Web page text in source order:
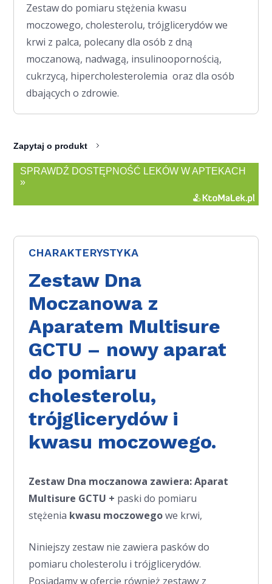
Zestaw do pomiaru stężenia kwasu
moczowego, cholesterolu, trójglicerydów we
krwi z palca, polecany dla osób z dną
moczanową, nadwagą, insulinoopornością,
cukrzycą, hipercholesterolemia oraz dla osób
dbających o zdrowie.
Zapytaj o produkt
SPRAWDŹ DOSTĘPNOŚĆ LEKÓW W APTEKACH
»
CHARAKTERYSTYKA
Zestaw Dna
Moczanowa z
Aparatem Multisure
GCTU – nowy aparat
do pomiaru
cholesterolu,
trójglicerydów i
kwasu moczowego.
Zestaw Dna moczanowa zawiera: Aparat
Multisure GCTU + paski do pomiaru
stężenia kwasu moczowegowe krwi,
Niniejszy zestaw nie zawiera pasków do
pomiaru cholesterolu i trójglicerydów.
Posiadamy w ofercie również zestawy z